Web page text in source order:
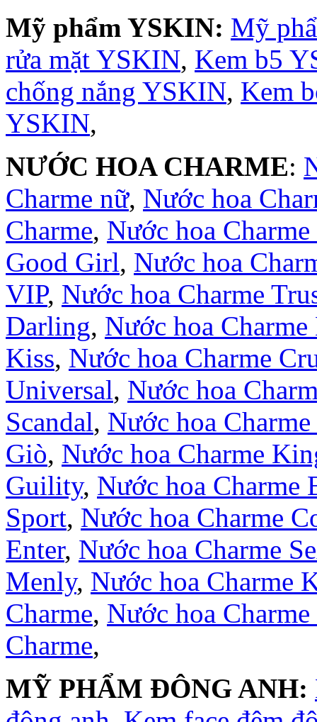
Mỹ phẩm YSKIN: Mỹ
rửa mặt YSKIN, Kem b5
chống nắng YSKIN, Kem
YSKIN,
NƯỚC HOA CHARME:
Charme nữ, Nước hoa
Charme, Nước hoa Charme
Good Girl, Nước hoa
VIP, Nước hoa Charme
Darling, Nước hoa
Kiss, Nước hoa Charme
Universal, Nước hoa
Scandal, Nước hoa
Giò, Nước hoa Charme
Guility, Nước hoa Charme
Sport, Nước hoa Charme
Enter, Nước hoa Charme
Menly, Nước hoa Charme
Charme, Nước hoa
Charme,
MỸ PHẨM ĐÔNG ANH: